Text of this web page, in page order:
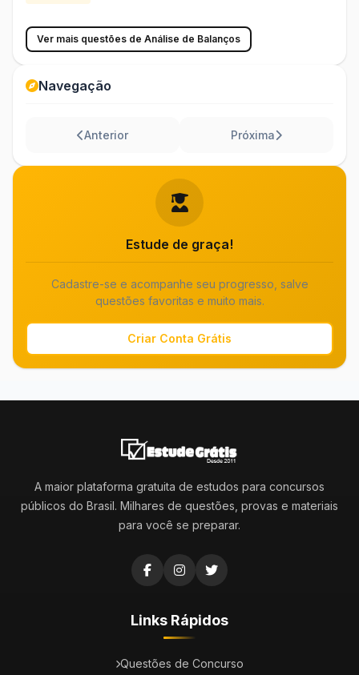
Ver mais questões de Análise de Balanços
Navegação
Anterior Próxima
Estude de graça!
Cadastre-se e acompanhe seu progresso, salve
questões favoritas e muito mais.
Criar Conta Grátis
A maior plataforma gratuita de estudos para concursos
públicos do Brasil. Milhares de questões, provas e materiais
para você se preparar.
Links Rápidos
Questões de Concurso